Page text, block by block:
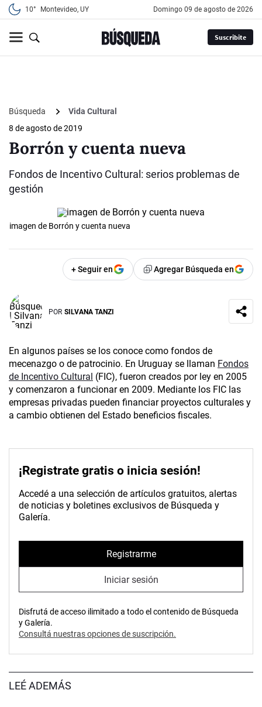
10° Montevideo, UY domingo 09 de agosto de 2026
Suscribite
Búsqueda
Vida Cultural
8 de agosto de 2019
Borrón y cuenta nueva
Fondos de Incentivo Cultural: serios problemas de
gestión
imagen de Borrón y cuenta nueva
+ Seguir en Agregar Búsqueda en
POR SILVANA TANZI
En algunos países se los conoce como fondos de
mecenazgo o de patrocinio. En Uruguay se llaman Fondos
de Incentivo Cultural (FIC), fueron creados por ley en 2005
y comenzaron a funcionar en 2009. Mediante los FIC las
empresas privadas pueden financiar proyectos culturales y
a cambio obtienen del Estado beneficios fiscales.
¡Registrate gratis o inicia sesión!
Accedé a una selección de artículos gratuitos, alertas
de noticias y boletines exclusivos de Búsqueda y
Galería.
Registrarme
Iniciar sesión
Disfrutá de acceso ilimitado a todo el contenido de Búsqueda
y Galería.
Consultá nuestras opciones de suscripción.
LEÉ ADEMÁS